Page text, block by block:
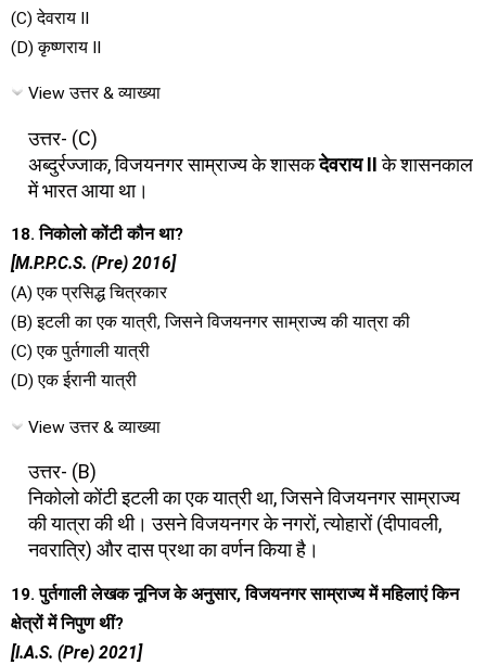
(C) देवराय II
(D) कृष्णराय II
View उत्तर & व्याख्या
उत्तर- (C)
अब्दुर्रज्जाक, विजयनगर साम्राज्य के शासकदेवराय IIके शासनकाल
में भारत आया था।
18. निकोलो कोंटी कौन था?
[M.P.P.C.S. (Pre) 2016]
(A) एक प्रसिद्ध चित्रकार
(B) इटली का एक यात्री, जिसने विजयनगर साम्राज्य की यात्रा की
(C) एक पुर्तगाली यात्री
(D) एक ईरानी यात्री
View उत्तर & व्याख्या
उत्तर- (B)
निकोलो कोंटी इटली का एक यात्री था, जिसने विजयनगर साम्राज्य
की यात्रा की थी। उसने विजयनगर के नगरों, त्योहारों (दीपावली,
नवरात्रि) और दास प्रथा का वर्णन किया है।
19. पुर्तगाली लेखक नूनिज के अनुसार, विजयनगर साम्राज्य में महिलाएं किन
क्षेत्रों में निपुण थीं?
[I.A.S. (Pre) 2021]